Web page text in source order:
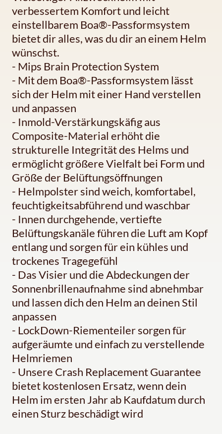
verbessertem Komfort und leicht
einstellbarem Boa®-Passformsystem
bietet dir alles, was du dir an einem Helm
wünschst.
- Mips Brain Protection System
- Mit dem Boa®-Passformsystem lässt
sich der Helm mit einer Hand verstellen
und anpassen
- Inmold-Verstärkungskäfig aus
Composite-Material erhöht die
strukturelle Integrität des Helms und
ermöglicht größere Vielfalt bei Form und
Größe der Belüftungsöffnungen
- Helmpolster sind weich, komfortabel,
feuchtigkeitsabführend und waschbar
- Innen durchgehende, vertiefte
Belüftungskanäle führen die Luft am Kopf
entlang und sorgen für ein kühles und
trockenes Tragegefühl
- Das Visier und die Abdeckungen der
Sonnenbrillenaufnahme sind abnehmbar
und lassen dich den Helm an deinen Stil
anpassen
- LockDown-Riementeiler sorgen für
aufgeräumte und einfach zu verstellende
Helmriemen
- Unsere Crash Replacement Guarantee
bietet kostenlosen Ersatz, wenn dein
Helm im ersten Jahr ab Kaufdatum durch
einen Sturz beschädigt wird